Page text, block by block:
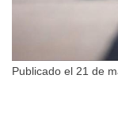
Publicado el 21 de